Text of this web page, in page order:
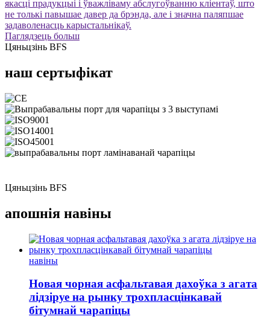
якасці прадукцыі і ўважліваму абслугоўванню кліентаў, што
не толькі павышае давер да брэнда, але і значна паляпшае
задаволенасць карыстальнікаў.
Паглядзець больш
Цяньцзінь BFS
наш сертыфікат
Цяньцзінь BFS
апошнія навіны
навіны
Новая чорная асфальтавая дахоўка з агата
лідзіруе на рынку трохпласцінкавай
бітумнай чарапіцы